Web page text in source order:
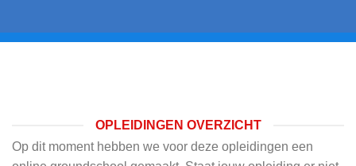
OPLEIDINGEN OVERZICHT
Op dit moment hebben we voor deze opleidingen een